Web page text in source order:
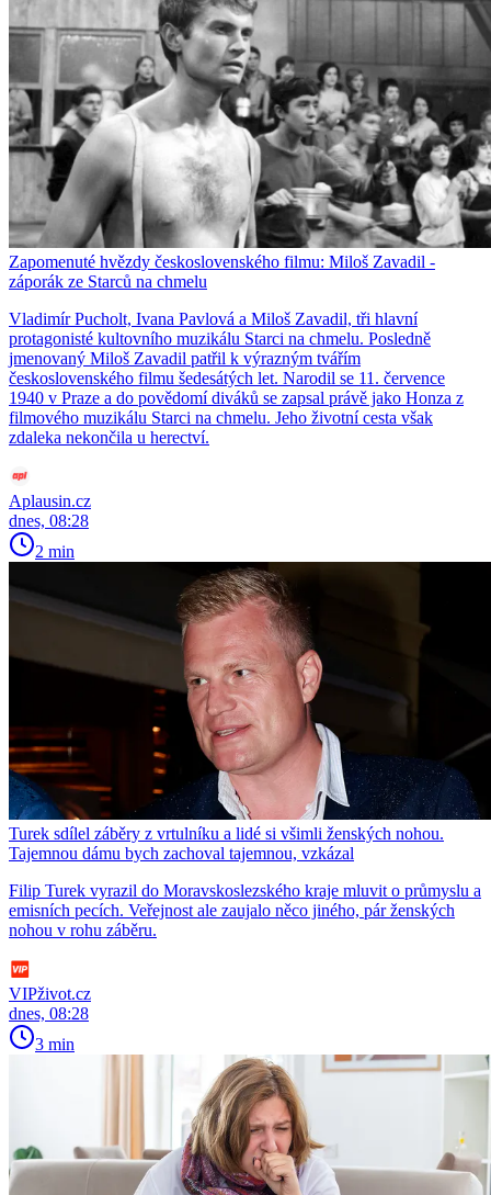
Zapomenuté hvězdy československého filmu: Miloš Zavadil -
záporák ze Starců na chmelu
Vladimír Pucholt, Ivana Pavlová a Miloš Zavadil, tři hlavní
protagonisté kultovního muzikálu Starci na chmelu. Posledně
jmenovaný Miloš Zavadil patřil k výrazným tvářím
československého filmu šedesátých let. Narodil se 11. července
1940 v Praze a do povědomí diváků se zapsal právě jako Honza z
filmového muzikálu Starci na chmelu. Jeho životní cesta však
zdaleka nekončila u herectví.
Aplausin.cz
dnes, 08:28
2 min
Turek sdílel záběry z vrtulníku a lidé si všimli ženských nohou.
Tajemnou dámu bych zachoval tajemnou, vzkázal
Filip Turek vyrazil do Moravskoslezského kraje mluvit o průmyslu a
emisních pecích. Veřejnost ale zaujalo něco jiného, pár ženských
nohou v rohu záběru.
VIPživot.cz
dnes, 08:28
3 min